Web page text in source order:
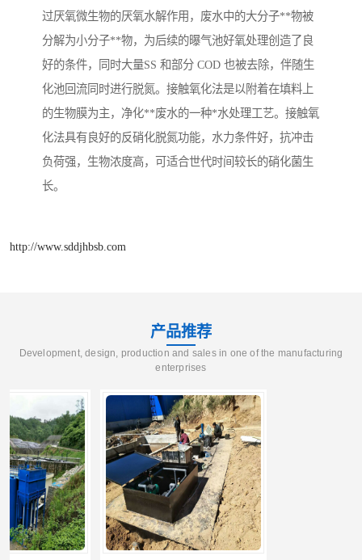
过厌氧微生物的厌氧水解作用，废水中的大分子**物被
分解为小分子**物，为后续的曝气池好氧处理创造了良
好的条件，同时大量SS 和部分 COD 也被去除，伴随生
化池回流同时进行脱氮。接触氧化法是以附着在填料上
的生物膜为主，净化**废水的一种*水处理工艺。接触氧
化法具有良好的反硝化脱氮功能，水力条件好，抗冲击
负荷强，生物浓度高，可适合世代时间较长的硝化菌生
长。
http://www.sddjhbsb.com
产品推荐
Development, design, production and sales in one of the manufacturing
enterprises